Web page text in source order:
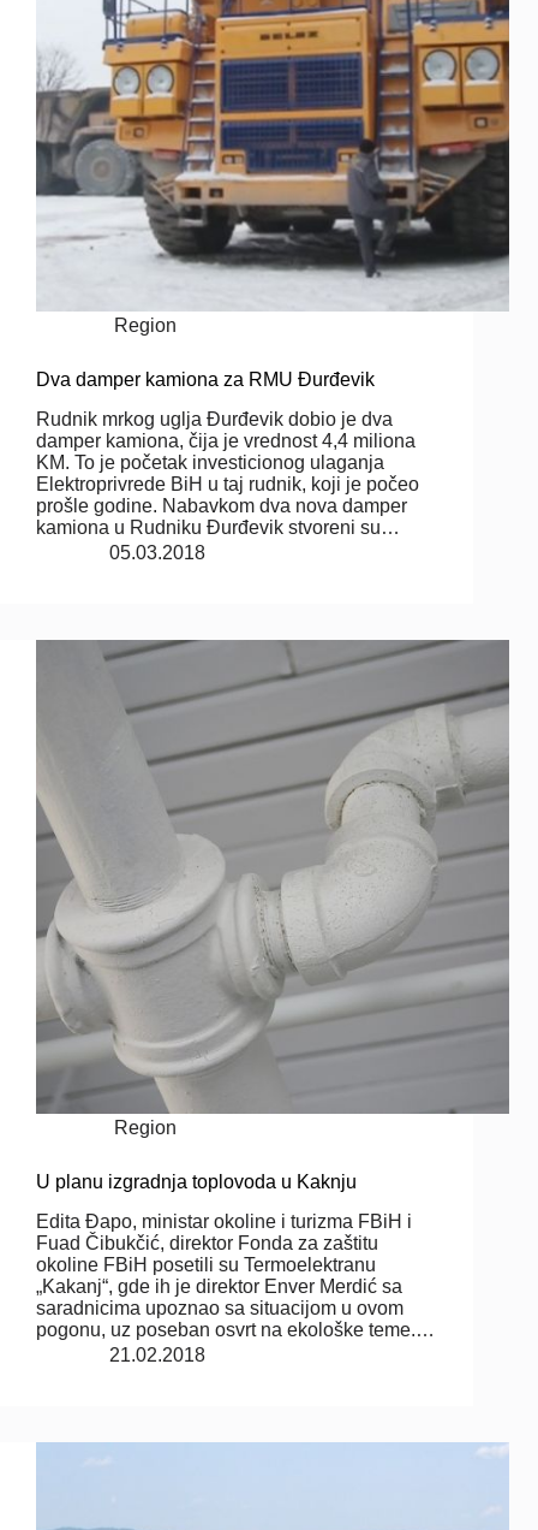
Region
Dva damper kamiona za RMU Đurđevik
Rudnik mrkog uglja Đurđevik dobio je dva
damper kamiona, čija je vrednost 4,4 miliona
KM. To je početak investicionog ulaganja
Elektroprivrede BiH u taj rudnik, koji je počeo
prošle godine. Nabavkom dva nova damper
kamiona u Rudniku Đurđevik stvoreni su…
05.03.2018
Region
U planu izgradnja toplovoda u Kaknju
Edita Đapo, ministar okoline i turizma FBiH i
Fuad Čibukčić, direktor Fonda za zaštitu
okoline FBiH posetili su Termoelektranu
„Kakanj“, gde ih je direktor Enver Merdić sa
saradnicima upoznao sa situacijom u ovom
pogonu, uz poseban osvrt na ekološke teme.…
21.02.2018